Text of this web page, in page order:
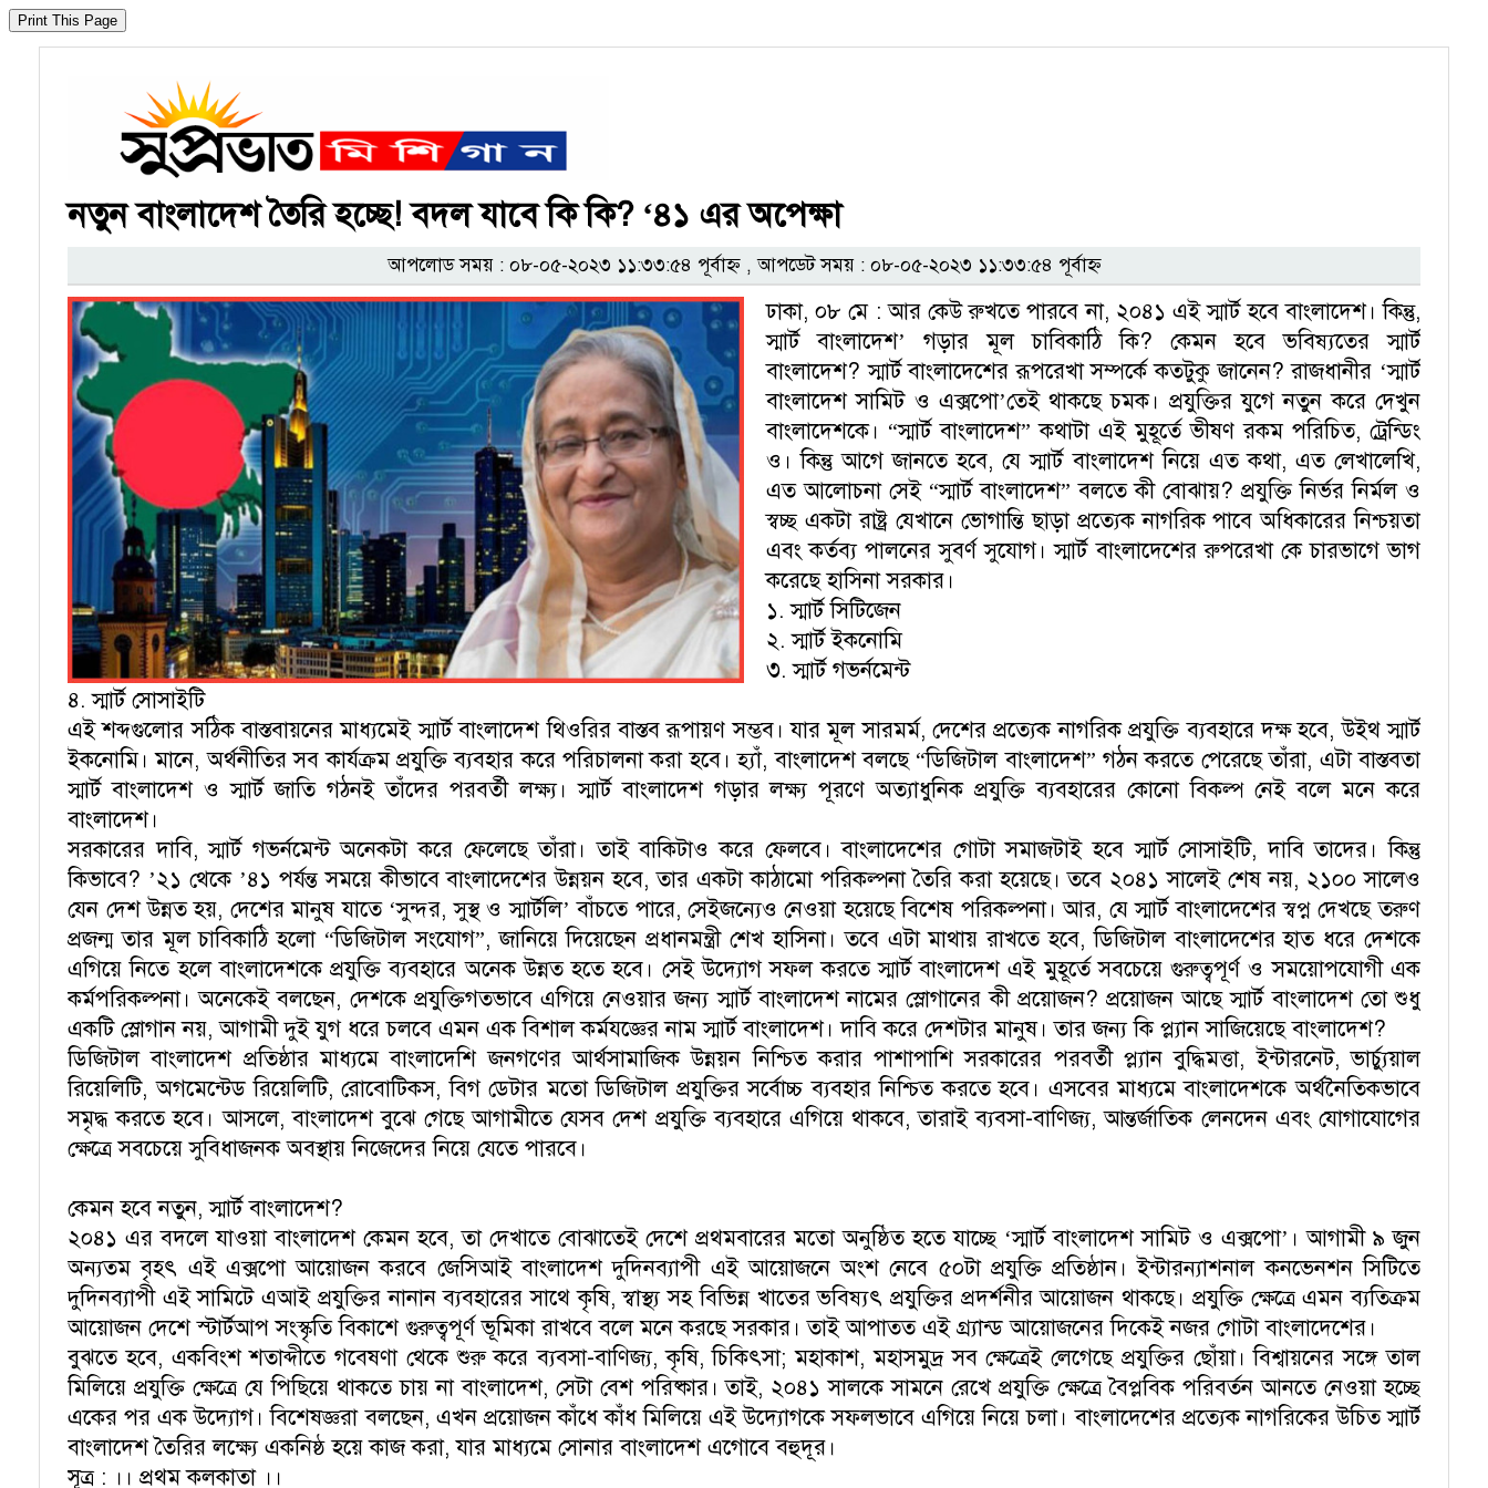
নতুন বাংলাদেশ তৈরি হচ্ছে! বদল যাবে কি কি? ‘৪১ এর অপেক্ষা
আপলোড সময় : ০৮-০৫-২০২৩ ১১:৩৩:৫৪ পূর্বাহ্ন , আপডেট সময় : ০৮-০৫-২০২৩ ১১:৩৩:৫৪ পূর্বাহ্ন
ঢাকা, ০৮ মে : আর কেউ রুখতে পারবে না, ২০৪১ এই স্মার্ট হবে বাংলাদেশ। কিন্তু,
স্মার্ট বাংলাদেশ’ গড়ার মূল চাবিকাঠি কি? কেমন হবে ভবিষ্যতের স্মার্ট
বাংলাদেশ? স্মার্ট বাংলাদেশের রূপরেখা সম্পর্কে কতটুকু জানেন? রাজধানীর ‘স্মার্ট
বাংলাদেশ সামিট ও এক্সপো’তেই থাকছে চমক। প্রযুক্তির যুগে নতুন করে দেখুন
বাংলাদেশকে। “স্মার্ট বাংলাদেশ” কথাটা এই মুহূর্তে ভীষণ রকম পরিচিত, ট্রেন্ডিং
ও। কিন্তু আগে জানতে হবে, যে স্মার্ট বাংলাদেশ নিয়ে এত কথা, এত লেখালেখি,
এত আলোচনা সেই “স্মার্ট বাংলাদেশ” বলতে কী বোঝায়? প্রযুক্তি নির্ভর নির্মল ও
স্বচ্ছ একটা রাষ্ট্র যেখানে ভোগান্তি ছাড়া প্রত্যেক নাগরিক পাবে অধিকারের নিশ্চয়তা
এবং কর্তব্য পালনের সুবর্ণ সুযোগ। স্মার্ট বাংলাদেশের রুপরেখা কে চারভাগে ভাগ
করেছে হাসিনা সরকার।
১. স্মার্ট সিটিজেন
২. স্মার্ট ইকনোমি
৩. স্মার্ট গভর্নমেন্ট
৪. স্মার্ট সোসাইটি
এই শব্দগুলোর সঠিক বাস্তবায়নের মাধ্যমেই স্মার্ট বাংলাদেশ থিওরির বাস্তব রূপায়ণ সম্ভব। যার মূল সারমর্ম, দেশের প্রত্যেক নাগরিক প্রযুক্তি ব্যবহারে দক্ষ হবে, উইথ স্মার্ট
ইকনোমি। মানে, অর্থনীতির সব কার্যক্রম প্রযুক্তি ব্যবহার করে পরিচালনা করা হবে। হ্যাঁ, বাংলাদেশ বলছে “ডিজিটাল বাংলাদেশ” গঠন করতে পেরেছে তাঁরা, এটা বাস্তবতা
স্মার্ট বাংলাদেশ ও স্মার্ট জাতি গঠনই তাঁদের পরবর্তী লক্ষ্য। স্মার্ট বাংলাদেশ গড়ার লক্ষ্য পূরণে অত্যাধুনিক প্রযুক্তি ব্যবহারের কোনো বিকল্প নেই বলে মনে করে
বাংলাদেশ।
সরকারের দাবি, স্মার্ট গভর্নমেন্ট অনেকটা করে ফেলেছে তাঁরা। তাই বাকিটাও করে ফেলবে। বাংলাদেশের গোটা সমাজটাই হবে স্মার্ট সোসাইটি, দাবি তাদের। কিন্তু
কিভাবে? ’২১ থেকে ’৪১ পর্যন্ত সময়ে কীভাবে বাংলাদেশের উন্নয়ন হবে, তার একটা কাঠামো পরিকল্পনা তৈরি করা হয়েছে। তবে ২০৪১ সালেই শেষ নয়, ২১০০ সালেও
যেন দেশ উন্নত হয়, দেশের মানুষ যাতে ‘সুন্দর, সুস্থ ও স্মার্টলি’ বাঁচতে পারে, সেইজন্যেও নেওয়া হয়েছে বিশেষ পরিকল্পনা। আর, যে স্মার্ট বাংলাদেশের স্বপ্ন দেখছে তরুণ
প্রজন্ম তার মূল চাবিকাঠি হলো “ডিজিটাল সংযোগ”, জানিয়ে দিয়েছেন প্রধানমন্ত্রী শেখ হাসিনা। তবে এটা মাথায় রাখতে হবে, ডিজিটাল বাংলাদেশের হাত ধরে দেশকে
এগিয়ে নিতে হলে বাংলাদেশকে প্রযুক্তি ব্যবহারে অনেক উন্নত হতে হবে। সেই উদ্যোগ সফল করতে স্মার্ট বাংলাদেশ এই মুহূর্তে সবচেয়ে গুরুত্বপূর্ণ ও সময়োপযোগী এক
কর্মপরিকল্পনা। অনেকেই বলছেন, দেশকে প্রযুক্তিগতভাবে এগিয়ে নেওয়ার জন্য স্মার্ট বাংলাদেশ নামের স্লোগানের কী প্রয়োজন? প্রয়োজন আছে স্মার্ট বাংলাদেশ তো শুধু
একটি স্লোগান নয়, আগামী দুই যুগ ধরে চলবে এমন এক বিশাল কর্মযজ্ঞের নাম স্মার্ট বাংলাদেশ। দাবি করে দেশটার মানুষ। তার জন্য কি প্ল্যান সাজিয়েছে বাংলাদেশ?
ডিজিটাল বাংলাদেশ প্রতিষ্ঠার মাধ্যমে বাংলাদেশি জনগণের আর্থসামাজিক উন্নয়ন নিশ্চিত করার পাশাপাশি সরকারের পরবর্তী প্ল্যান বুদ্ধিমত্তা, ইন্টারনেট, ভার্চ্যুয়াল
রিয়েলিটি, অগমেন্টেড রিয়েলিটি, রোবোটিকস, বিগ ডেটার মতো ডিজিটাল প্রযুক্তির সর্বোচ্চ ব্যবহার নিশ্চিত করতে হবে। এসবের মাধ্যমে বাংলাদেশকে অর্থনৈতিকভাবে
সমৃদ্ধ করতে হবে। আসলে, বাংলাদেশ বুঝে গেছে আগামীতে যেসব দেশ প্রযুক্তি ব্যবহারে এগিয়ে থাকবে, তারাই ব্যবসা-বাণিজ্য, আন্তর্জাতিক লেনদেন এবং যোগাযোগের
ক্ষেত্রে সবচেয়ে সুবিধাজনক অবস্থায় নিজেদের নিয়ে যেতে পারবে।
কেমন হবে নতুন, স্মার্ট বাংলাদেশ?
২০৪১ এর বদলে যাওয়া বাংলাদেশ কেমন হবে, তা দেখাতে বোঝাতেই দেশে প্রথমবারের মতো অনুষ্ঠিত হতে যাচ্ছে ‘স্মার্ট বাংলাদেশ সামিট ও এক্সপো’। আগামী ৯ জুন
অন্যতম বৃহৎ এই এক্সপো আয়োজন করবে জেসিআই বাংলাদেশ দুদিনব্যাপী এই আয়োজনে অংশ নেবে ৫০টা প্রযুক্তি প্রতিষ্ঠান। ইন্টারন্যাশনাল কনভেনশন সিটিতে
দুদিনব্যাপী এই সামিটে এআই প্রযুক্তির নানান ব্যবহারের সাথে কৃষি, স্বাস্থ্য সহ বিভিন্ন খাতের ভবিষ্যৎ প্রযুক্তির প্রদর্শনীর আয়োজন থাকছে। প্রযুক্তি ক্ষেত্রে এমন ব্যতিক্রম
আয়োজন দেশে স্টার্টআপ সংস্কৃতি বিকাশে গুরুত্বপূর্ণ ভূমিকা রাখবে বলে মনে করছে সরকার। তাই আপাতত এই গ্র্যান্ড আয়োজনের দিকেই নজর গোটা বাংলাদেশের।
বুঝতে হবে, একবিংশ শতাব্দীতে গবেষণা থেকে শুরু করে ব্যবসা-বাণিজ্য, কৃষি, চিকিৎসা; মহাকাশ, মহাসমুদ্র সব ক্ষেত্রেই লেগেছে প্রযুক্তির ছোঁয়া। বিশ্বায়নের সঙ্গে তাল
মিলিয়ে প্রযুক্তি ক্ষেত্রে যে পিছিয়ে থাকতে চায় না বাংলাদেশ, সেটা বেশ পরিষ্কার। তাই, ২০৪১ সালকে সামনে রেখে প্রযুক্তি ক্ষেত্রে বৈপ্লবিক পরিবর্তন আনতে নেওয়া হচ্ছে
একের পর এক উদ্যোগ। বিশেষজ্ঞরা বলছেন, এখন প্রয়োজন কাঁধে কাঁধ মিলিয়ে এই উদ্যোগকে সফলভাবে এগিয়ে নিয়ে চলা। বাংলাদেশের প্রত্যেক নাগরিকের উচিত স্মার্ট
বাংলাদেশ তৈরির লক্ষ্যে একনিষ্ঠ হয়ে কাজ করা, যার মাধ্যমে সোনার বাংলাদেশ এগোবে বহুদূর।
সূত্র : ।। প্রথম কলকাতা ।।